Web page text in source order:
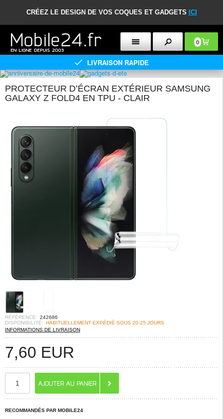
CRÉEZ LE DESIGN DE VOS COQUES ET GADGETS ICI
0
LIVRAISON RAPIDE
PROTECTEUR D’ÉCRAN EXTÉRIEUR SAMSUNG
GALAXY Z FOLD4 EN TPU - CLAIR
RÉFÉRENCE: 242686
DISPONIBILITÉ: HABITUELLEMENT EXPÉDIÉ SOUS 20-25 JOURS
INFORMATIONS DE LIVRAISON
7,60 EUR
RECOMMANDÉS PAR MOBILE24